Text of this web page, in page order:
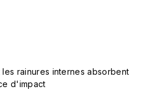
rainures internes absorbent
d'impact